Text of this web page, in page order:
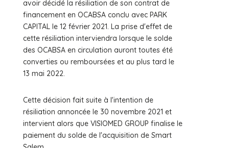
avoir décidé la résiliation de son contrat de
financement en OCABSA conclu avec PARK
CAPITAL le 12 février 2021. La prise d'effet de
cette résiliation interviendra lorsque le solde
des OCABSA en circulation auront toutes été
converties ou remboursées et au plus tard le
13 mai 2022.
Cette décision fait suite à l'intention de
résiliation annoncée le 30 novembre 2021 et
intervient alors que VISIOMED GROUP finalise le
paiement du solde de l'acquisition de Smart